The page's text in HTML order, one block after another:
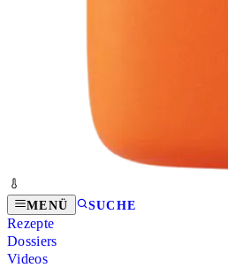
MENÜ SUCHE
Rezepte
Dossiers
Videos